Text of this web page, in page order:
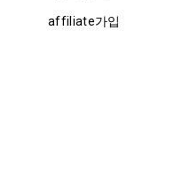
affiliate가입